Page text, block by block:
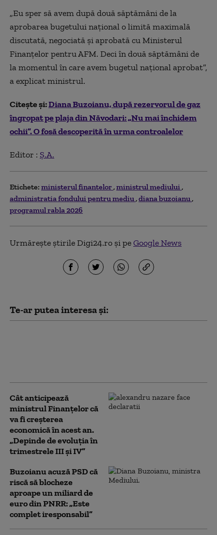
„Eu sper să avem după două săptămâni de la
aprobarea bugetului național o limită maximală
discutată, negociată și aprobată cu Ministerul
Finanțelor pentru AFM. Deci în două săptămâni de
la momentul în care avem bugetul național aprobat”,
a explicat ministrul.
Citește și:Diana Buzoianu, după rezervorul de gaz
îngropat pe plaja din Năvodari: „Nu mai închidem
ochii”. O fosă descoperită în urma controalelor
Editor : Ș.A.
Etichete: ministerul finantelor ministrul mediului
administratia fondului pentru mediu diana buzoianu
programul rabla 2026
Urmărește știrile Digi24.ro și peGoogle News
Te-ar putea interesa și:
Cât anticipează
ministrul Finanțelor că
va fi creşterea
economică în acest an.
„Depinde de evoluţia în
trimestrele III şi IV”
Buzoianu acuză PSD că
riscă să blocheze
aproape un miliard de
euro din PNRR: „Este
complet iresponsabil”